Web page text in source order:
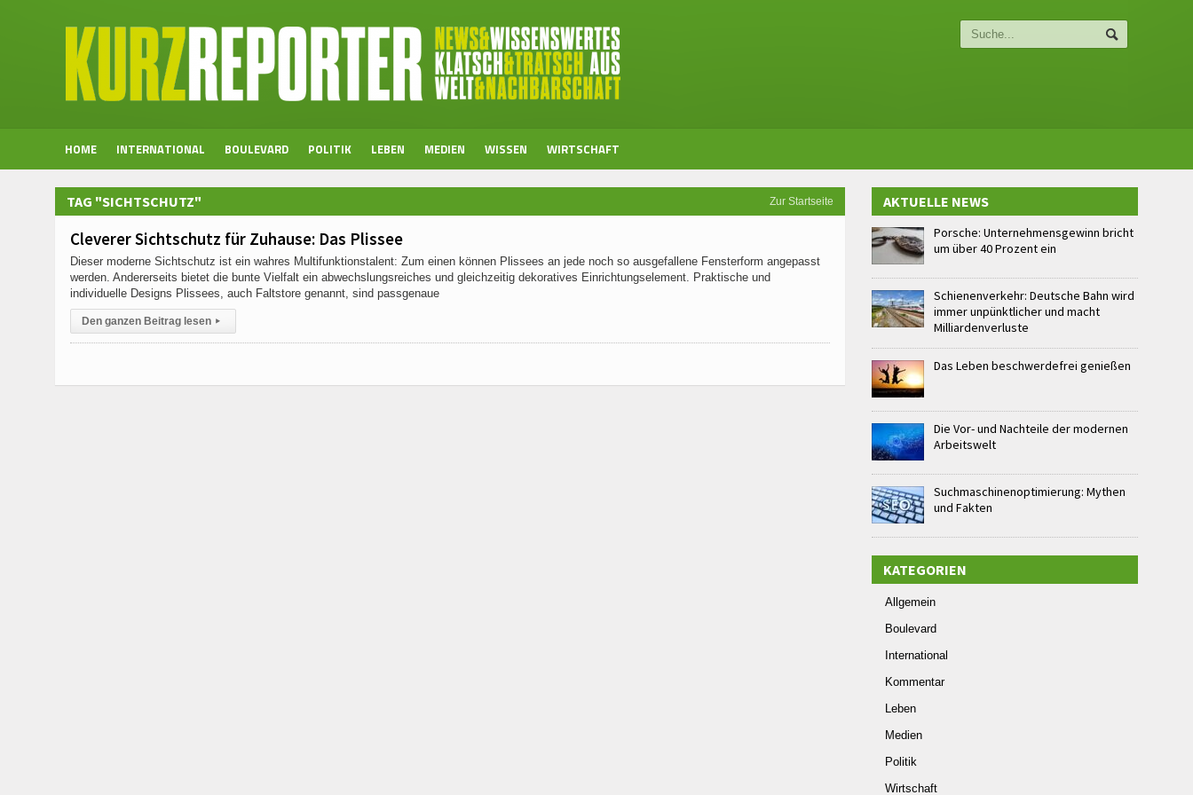
HOME INTERNATIONAL BOULEVARD POLITIK LEBEN MEDIEN WISSEN WIRTSCHAFT
Zur Startseite
TAG "SICHTSCHUTZ"
Cleverer Sichtschutz für Zuhause: Das Plissee
Dieser moderne Sichtschutz ist ein wahres Multifunktionstalent: Zum einen können Plissees an jede noch so ausgefallene Fensterform angepasst
werden. Andererseits bietet die bunte Vielfalt ein abwechslungsreiches und gleichzeitig dekoratives Einrichtungselement. Praktische und
individuelle Designs Plissees, auch Faltstore genannt, sind passgenaue
Den ganzen Beitrag lesen ▸
AKTUELLE NEWS
Porsche: Unternehmensgewinn bricht
um über 40 Prozent ein
Schienenverkehr: Deutsche Bahn wird
immer unpünktlicher und macht
Milliardenverluste
Das Leben beschwerdefrei genießen
Die Vor- und Nachteile der modernen
Arbeitswelt
Suchmaschinenoptimierung: Mythen
und Fakten
KATEGORIEN
Allgemein
Boulevard
International
Kommentar
Leben
Medien
Politik
Wirtschaft